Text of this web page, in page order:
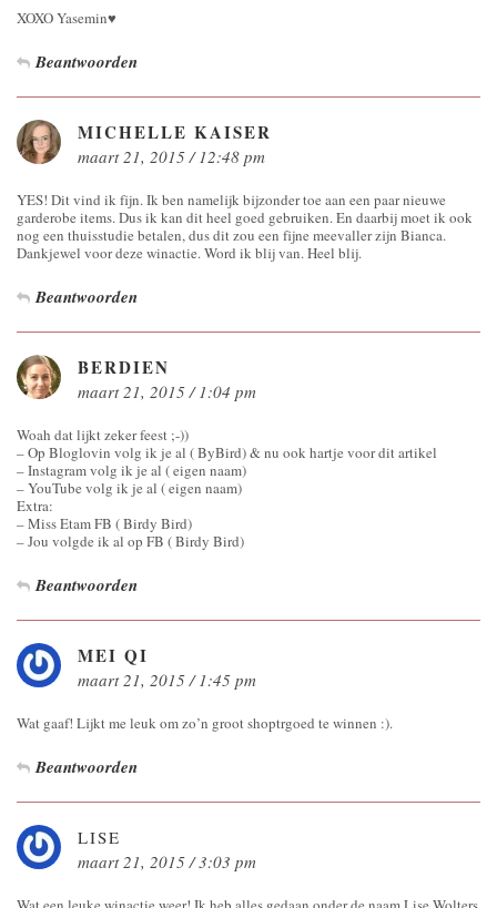
XOXO Yasemin♥
Beantwoorden
MICHELLE KAISER
maart 21, 2015 / 12:48 pm
YES! Dit vind ik fijn. Ik ben namelijk bijzonder toe aan een paar nieuwe
garderobe items. Dus ik kan dit heel goed gebruiken. En daarbij moet ik ook
nog een thuisstudie betalen, dus dit zou een fijne meevaller zijn Bianca.
Dankjewel voor deze winactie. Word ik blij van. Heel blij.
Beantwoorden
BERDIEN
maart 21, 2015 / 1:04 pm
Woah dat lijkt zeker feest ;-))
– Op Bloglovin volg ik je al ( ByBird) & nu ook hartje voor dit artikel
– Instagram volg ik je al ( eigen naam)
– YouTube volg ik je al ( eigen naam)
Extra:
– Miss Etam FB ( Birdy Bird)
– Jou volgde ik al op FB ( Birdy Bird)
Beantwoorden
MEI QI
maart 21, 2015 / 1:45 pm
Wat gaaf! Lijkt me leuk om zo’n groot shoptrgoed te winnen :).
Beantwoorden
LISE
maart 21, 2015 / 3:03 pm